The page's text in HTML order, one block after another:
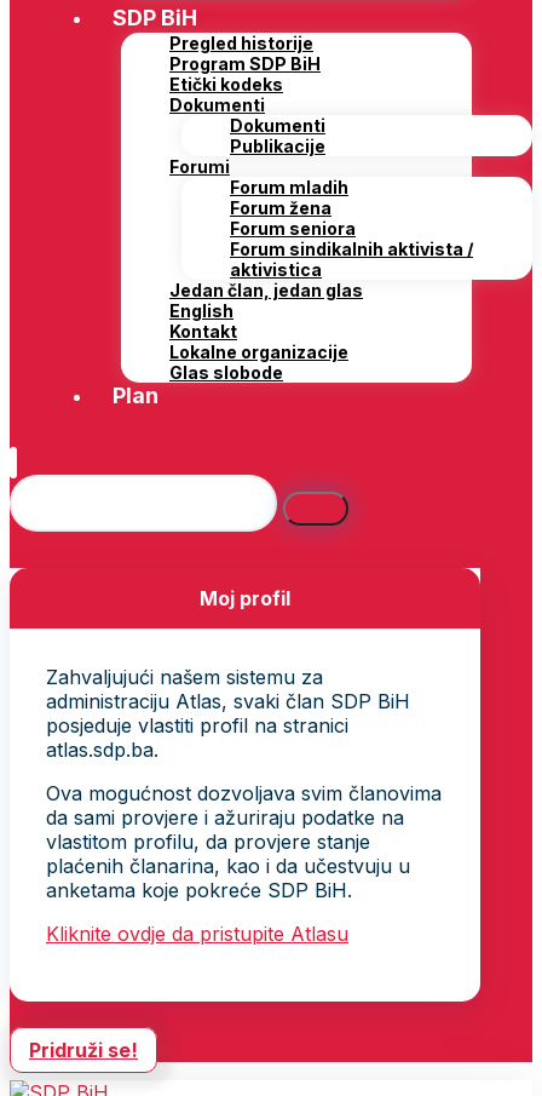
SDP BiH
Pregled historije
Program SDP BiH
Etički kodeks
Dokumenti
Dokumenti
Publikacije
Forumi
Forum mladih
Forum žena
Forum seniora
Forum sindikalnih aktivista /
aktivistica
Jedan član, jedan glas
English
Kontakt
Lokalne organizacije
Glas slobode
Plan
Moj profil
Zahvaljujući našem sistemu za
administraciju Atlas, svaki član SDP BiH
posjeduje vlastiti profil na stranici
atlas.sdp.ba.
Ova mogućnost dozvoljava svim članovima
da sami provjere i ažuriraju podatke na
vlastitom profilu, da provjere stanje
plaćenih članarina, kao i da učestvuju u
anketama koje pokreće SDP BiH.
Kliknite ovdje da pristupite Atlasu
Pridruži se!